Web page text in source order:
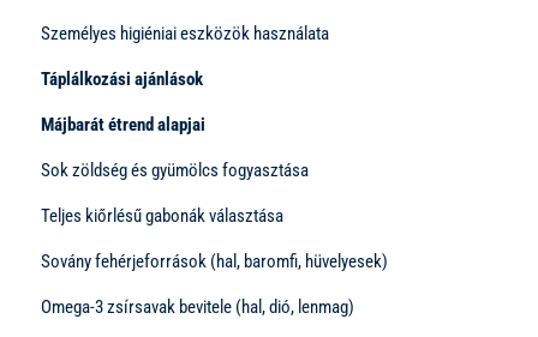
Személyes higiéniai eszközök használata
Táplálkozási ajánlások
Májbarát étrend alapjai
Sok zöldség és gyümölcs fogyasztása
Teljes kiőrlésű gabonák választása
Sovány fehérjeforrások (hal, baromfi, hüvelyesek)
Omega-3 zsírsavak bevitele (hal, dió, lenmag)